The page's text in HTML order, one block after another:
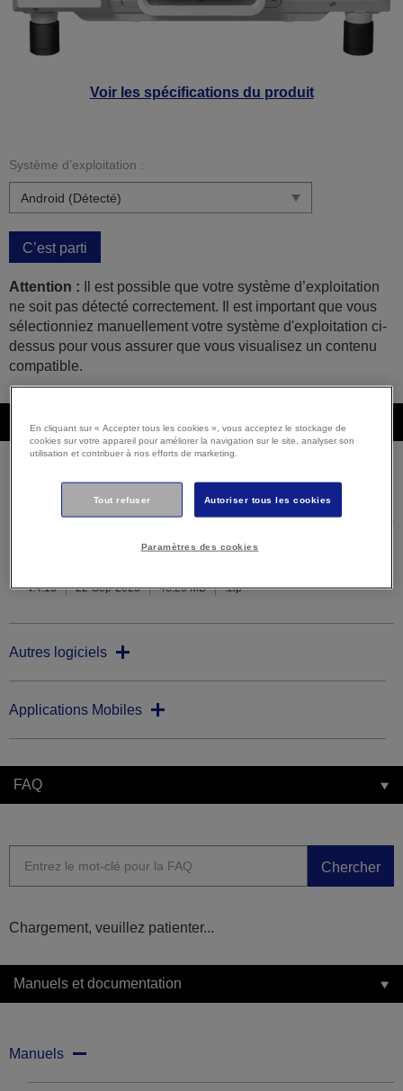
Voir les spécifications du produit
Système d’exploitation :
C’est parti
Attention : Il est possible que votre système d’exploitation
ne soit pas détecté correctement. Il est important que vous
sélectionniez manuellement votre système d'exploitation ci-
dessus pour vous assurer que vous visualisez un contenu
compatible.
Téléchargements
v.4.13 22-Sep-2023 48.20 MB .zip
Autres logiciels
Applications Mobiles
FAQ
Chercher
Chargement, veuillez patienter...
Manuels et documentation
Manuels
En cliquant sur « Accepter tous les cookies », vous acceptez le stockage de
cookies sur votre appareil pour améliorer la navigation sur le site, analyser son
utilisation et contribuer à nos efforts de marketing.
Tout refuser Autoriser tous les cookies
Paramètres des cookies